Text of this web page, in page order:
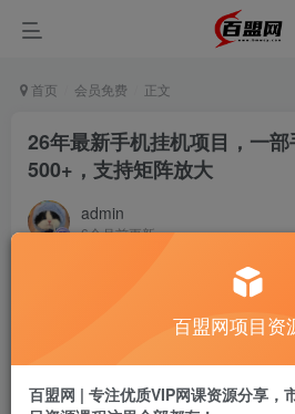
首页 会员免费 正文
26年最新手机挂机项目，一
500+，支持矩阵放大
admin
6个月前更新
9.9
百盟网项目资
百盟网 | 专注优质VIP网课资源分享，